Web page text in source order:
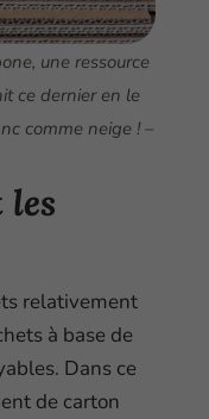
une ressource
ce dernier en le
comme neige ! –
les
relativement
à base de
Dans ce
de carton